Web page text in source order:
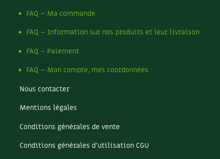
Poireau
Pollinisation
Pollution
Pomme
Potager
Potager en lasagnes
Poules
Prairie fleurie
Purin
FAQ – Ma commande
FAQ – Information sur nos produits et leur livraison
FAQ – Paiement
FAQ – Mon compte, mes coordonnées
Nous contacter
Mentions légales
Conditions générales de vente
Conditions générales d’utilisation CGU